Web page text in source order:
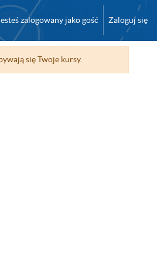
zalogowany jako gość Zaloguj się
się Twoje kursy.